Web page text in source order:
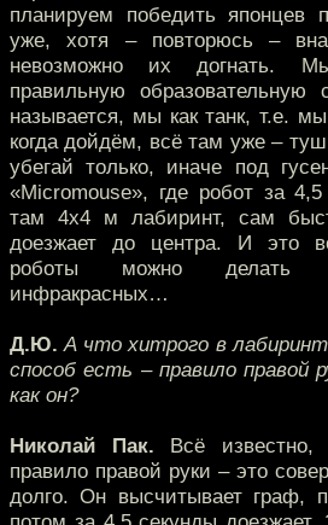
планируем победить японцев
уже, хотя – повторюсь –
невозможно их догнать.
правильную образовательную
называется, мы как танк, т.е.
когда дойдём, всё там уже –
убегай только, иначе под
«Micromouse», где робот за
там 4х4 м лабиринт, сам
доезжает до центра. И это
роботы можно делать
инфракрасных…
Д.Ю. А что хитрого в
способ есть – правило правой
как он?
Николай Пак. Всё известно,
правило правой руки – это
долго. Он высчитывает граф,